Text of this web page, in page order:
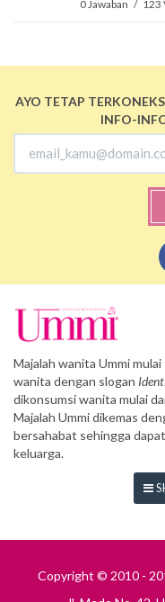
0 Jawaban / 123
AYO TETAP
INFO-
Majalah wanita Ummi
wanita dengan slogan
dikonsumsi wanita mulai
Majalah Ummi dikemas
bersahabat sehingga
keluarga.
Copyright © 2010 -